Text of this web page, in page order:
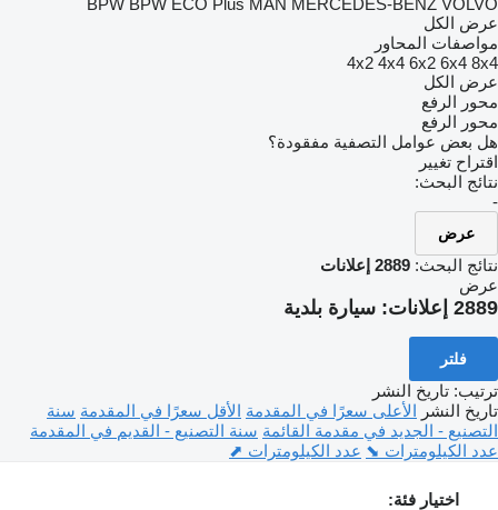
BPW BPW ECO Plus MAN MERCEDES-BENZ VOLVO
عرض الكل
مواصفات المحاور
4x2 4x4 6x2 6x4 8x4
عرض الكل
محور الرفع
محور الرفع
هل بعض عوامل التصفية مفقودة؟
اقتراح تغيير
نتائج البحث:
-
عرض
نتائج البحث: 2889 إعلانات
عرض
2889 إعلانات: سيارة بلدية
فلتر
ترتيب: تاريخ النشر
تاريخ النشر الأعلى سعرًا في المقدمة الأقل سعرًا في المقدمة سنة
التصنيع - الجديد في مقدمة القائمة سنة التصنيع - القديم في المقدمة
عدد الكيلومترات ⬊ عدد الكيلومترات ⬈
اختيار فئة: